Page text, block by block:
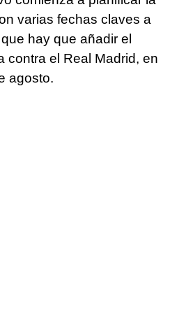
varias fechas claves a
hay que añadir el
contra el Real Madrid, en
agosto.